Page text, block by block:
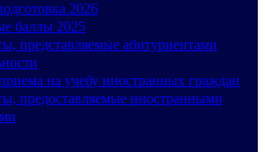
2026
баллы 2025
представляемые абитуриентами
на учебу иностранных граждан
предоставляемые иностранными